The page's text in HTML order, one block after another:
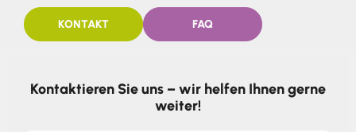
KONTAKT FAQ
Kontaktieren Sie uns – wir helfen Ihnen gerne
weiter!